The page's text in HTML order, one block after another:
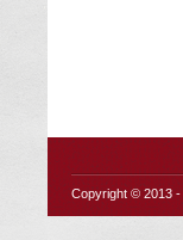
Copyright © 2013 -